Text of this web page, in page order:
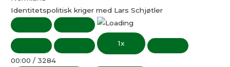
Identitetspolitisk kriger med Lars Schjøtler
1x
00:00 / 3284